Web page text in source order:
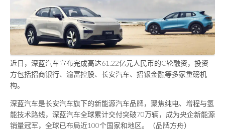
近日，深蓝汽车宣布完成高达61.22亿元人民币的C轮融资，投资
方包括招商银行、渝富控股、长安汽车、招银金融等多家重磅机
构。
深蓝汽车是长安汽车旗下的新能源汽车品牌，聚焦纯电、增程与氢
能技术路线，深蓝汽车全球累计交付突破70万辆，成为央企新能源
销量冠军，全球已布局近100个国家和地区。（品牌方舟）